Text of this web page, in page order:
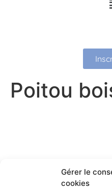
Gérer le
cookies
Poitou